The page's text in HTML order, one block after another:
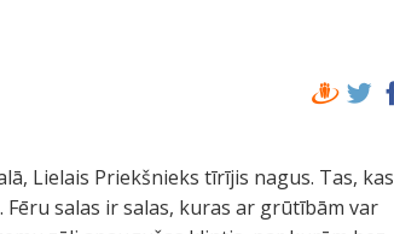
Lielais Priekšnieks tīrījis nagus. Tas, kas
salas ir salas, kuras ar grūtībām var